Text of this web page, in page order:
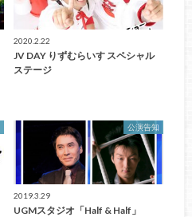
2020.2.22
JV DAY りずむらいす スペシャル
ステージ
公演告知
2019.3.29
UGMスタジオ「Half & Half」